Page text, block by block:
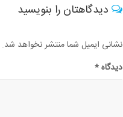
دیدگاهتان را بنویسید
نشانی ایمیل شما منتشر نخواهد شد.
دیدگاه*